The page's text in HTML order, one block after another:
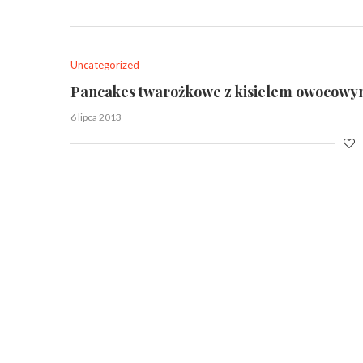
Uncategorized
Pancakes twarożkowe z kisielem
6 lipca 2013